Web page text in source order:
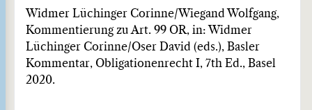
Widmer Lüchinger Corinne/Wiegand Wolfgang,
Kommentierung zu Art. 99 OR, in: Widmer
Lüchinger Corinne/Oser David (eds.), Basler
Kommentar, Obligationenrecht I, 7th Ed., Basel
2020.